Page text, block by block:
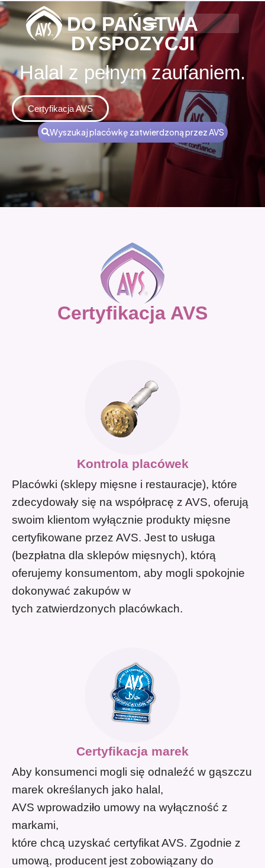
DO PAŃSTWA
DYSPOZYCJI
Halal z pełnym zaufaniem.
Certyfikacja AVS
Wyszukaj placówkę zatwierdzoną przez AVS
Certyfikacja AVS
Kontrola placówek
Placówki (sklepy mięsne i restauracje), które
zdecydowały się na współpracę z AVS, oferują
swoim klientom wyłącznie produkty mięsne
certyfikowane przez AVS. Jest to usługa
(bezpłatna dla sklepów mięsnych), którą
oferujemy konsumentom, aby mogli spokojnie
dokonywać zakupów w
tych zatwierdzonych placówkach.
Certyfikacja marek
Aby konsumenci mogli się odnaleźć w gąszczu
marek określanych jako halal,
AVS wprowadziło umowy na wyłączność z
markami,
które chcą uzyskać certyfikat AVS. Zgodnie z
umową, producent jest zobowiązany do